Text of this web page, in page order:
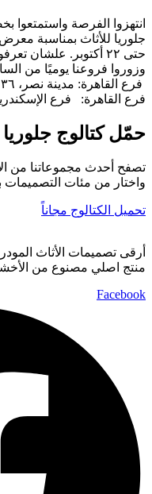
انتهزوا الفرصة
حتى ٢٢ أكتوبر. علشان
فرع القاهرة: فرع
حمّل كتالوج جلوريا
تصفح أحدث مجموعاتنا من
واختار من مئات
تحميل الكتالوج مجاناً
أرقى تصميمات الأثاث
منتج اصلي مصنوع من
Facebook